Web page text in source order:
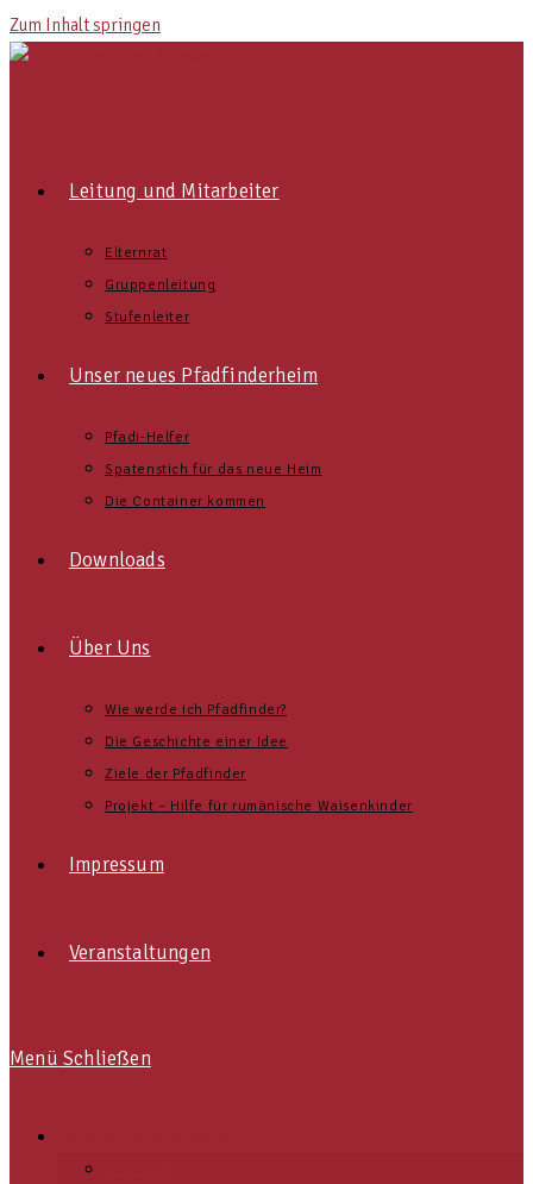
Zum Inhalt springen
Leitung und Mitarbeiter
Elternrat
Gruppenleitung
Stufenleiter
Unser neues Pfadfinderheim
Pfadi-Helfer
Spatenstich für das neue Heim
Die Container kommen
Downloads
Über Uns
Wie werde ich Pfadfinder?
Die Geschichte einer Idee
Ziele der Pfadfinder
Projekt – Hilfe für rumänische Waisenkinder
Impressum
Veranstaltungen
Menü Schließen